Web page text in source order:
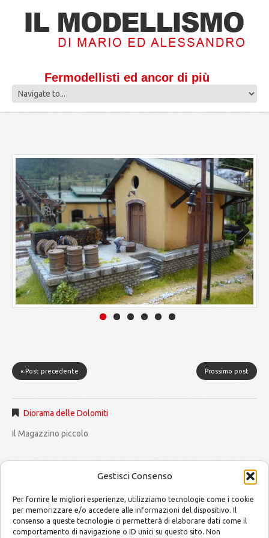
Gestisci Consenso
Per fornire le migliori esperienze, utilizziamo tecnologie come i cookie
per memorizzare e/o accedere alle informazioni del dispositivo. Il
consenso a queste tecnologie ci permetterà di elaborare dati come il
comportamento di navigazione o ID unici su questo sito. Non
Fermodellisti ed ancor di più
Next
« Post precedente Prossimo post
Diorama delle Dolomiti
Il Magazzino piccolo
MODELLISMO by Mario and AlessandroCopyright © 2014